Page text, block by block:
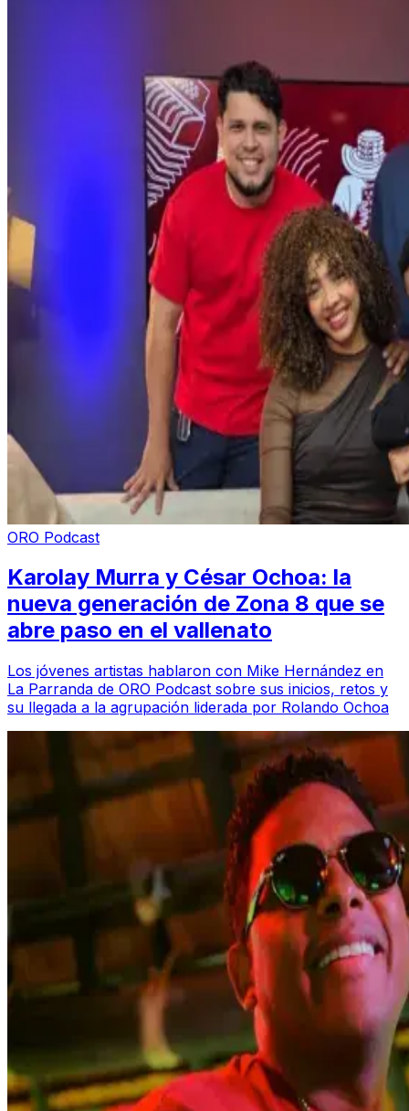
ORO Podcast
Karolay Murra y César Ochoa: la
nueva generación de Zona 8 que se
abre paso en el vallenato
Los jóvenes artistas hablaron con Mike Hernández en
La Parranda de ORO Podcast sobre sus inicios, retos y
su llegada a la agrupación liderada por Rolando Ochoa